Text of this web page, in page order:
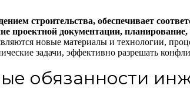
строительства, обеспечивает
проектной документации,
новые материалы и технологии,
задачи, эффективно разрешать
обязанности